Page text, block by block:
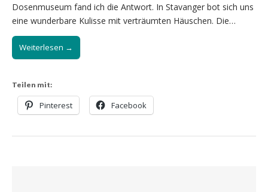
Dosenmuseum fand ich die Antwort. In Stavanger bot sich uns
eine wunderbare Kulisse mit verträumten Häuschen. Die…
Weiterlesen →
Teilen mit:
Pinterest Facebook